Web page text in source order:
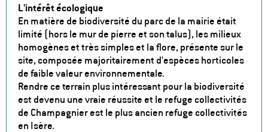
L'intérêt écologique
En matière de biodiversité du parc de la mairie était
limité (hors le mur de pierre et son talus), les milieux
homogènes et très simples et la flore, présente sur le
site, composée majoritairement d'espèces horticoles
de faible valeur environnementale.
Rendre ce terrain plus intéressant pour la biodiversité
est devenu une vraie réussite et le refuge collectivités
de Champagnier est le plus ancien refuge collectivités
en Isère.